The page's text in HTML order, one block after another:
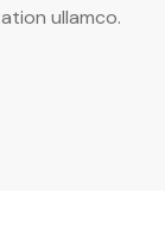
ullamco.